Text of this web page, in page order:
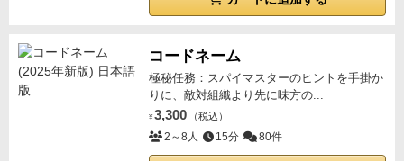
コードネーム
極秘任務：スパイマスターのヒントを手掛か
りに、敵対組織より先に味方の...
¥ 3,300 （税込）
2～8人 15分 80件